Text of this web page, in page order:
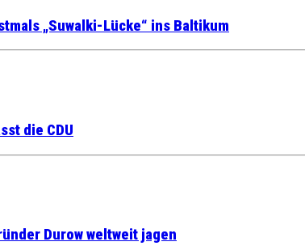
„Suwalki-Lücke“ ins Baltikum
die CDU
Durow weltweit jagen